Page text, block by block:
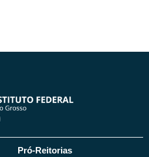
Pró-Reitorias